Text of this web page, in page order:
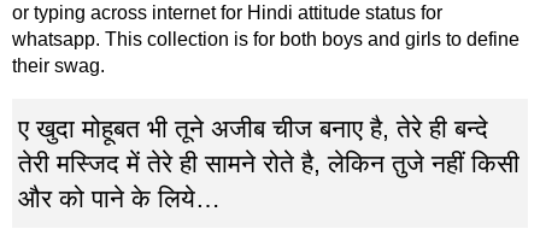
or typing across internet for Hindi attitude status for
whatsapp. This collection is for both boys and girls to define
their swag.
ए खुदा मोहूबत भी तूने अजीब चीज बनाए है, तेरे ही बन्दे
तेरी मस्जिद में तेरे ही सामने रोते है, लेकिन तुजे नहीं किसी
और को पाने के लिये…